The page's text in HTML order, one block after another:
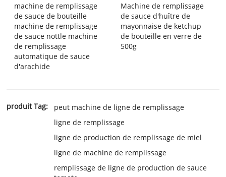
machine de remplissage
de sauce de bouteille
machine de remplissage
de sauce nottle machine
de remplissage
automatique de sauce
d'arachide
Machine de remplissage
de sauce d'huître de
mayonnaise de ketchup
de bouteille en verre de
500g
produit Tag:
peut machine de ligne de remplissage
ligne de remplissage
ligne de production de remplissage de miel
ligne de machine de remplissage
remplissage de ligne de production de sauce